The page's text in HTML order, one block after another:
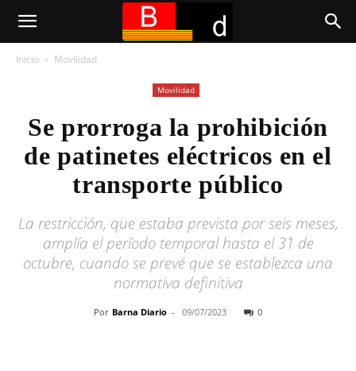
Inicio Movilidad
Movilidad
Se prorroga la prohibición
de patinetes eléctricos en el
transporte público
La restricción, que estaba prevista por seis meses,
amplía el período temporal hasta el 31 de
octubre, cuando se prevé que se establezca una
normativa definitiva
Por Barna Diario - 09/07/2023 0